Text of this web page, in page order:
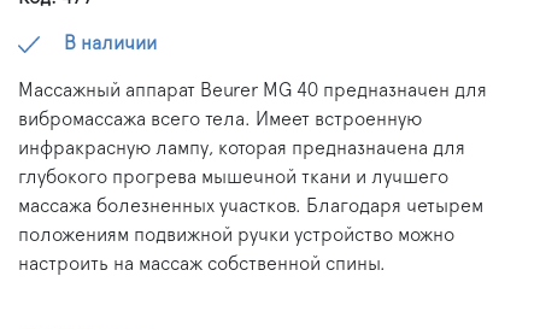
В наличии
Массажный аппарат Beurer MG 40 предназначен для
вибромассажа всего тела. Имеет встроенную
инфракрасную лампу, которая предназначена для
глубокого прогрева мышечной ткани и лучшего
массажа болезненных участков. Благодаря четырем
положениям подвижной ручки устройство можно
настроить на массаж собственной спины.